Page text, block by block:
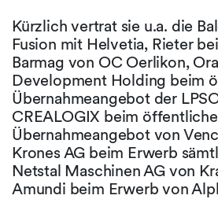
Kürzlich vertrat sie u.a. die
Fusion mit Helvetia, Rieter
Barmag von OC Oerlikon,
Development Holding beim
Übernahmeangebot der
CREALOGIX beim
Übernahmeangebot von
Krones AG beim Erwerb
Netstal Maschinen AG von
Amundi beim Erwerb von